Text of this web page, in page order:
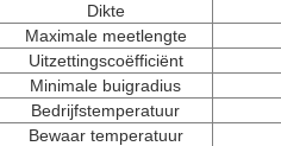
Dikte
Maximale meetlengte
Uitzettingscoëfficiënt
Minimale buigradius
Bedrijfstemperatuur
Bewaar temperatuur